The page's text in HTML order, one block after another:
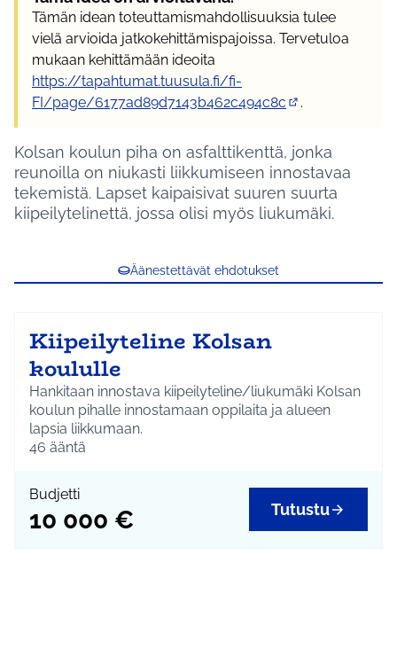
Tämän idean toteuttamismahdollisuuksia tulee
vielä arvioida jatkokehittämispajoissa. Tervetuloa
mukaan kehittämään ideoita
https://tapahtumat.tuusula.fi/fi-
FI/page/6177ad89d7143b462c494c8c
.
Kolsan koulun piha on asfalttikenttä, jonka
reunoilla on niukasti liikkumiseen innostavaa
tekemistä. Lapset kaipaisivat suuren suurta
kiipeilytelinettä, jossa olisi myös liukumäki.
Äänestettävät ehdotukset
Kiipeilyteline Kolsan
koululle
Hankitaan innostava kiipeilyteline/liukumäki Kolsan
koulun pihalle innostamaan oppilaita ja alueen
lapsia liikkumaan.
46 ääntä
Budjetti
10 000 € Tutustu